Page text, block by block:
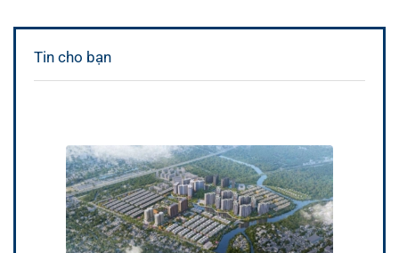
Tin cho bạn